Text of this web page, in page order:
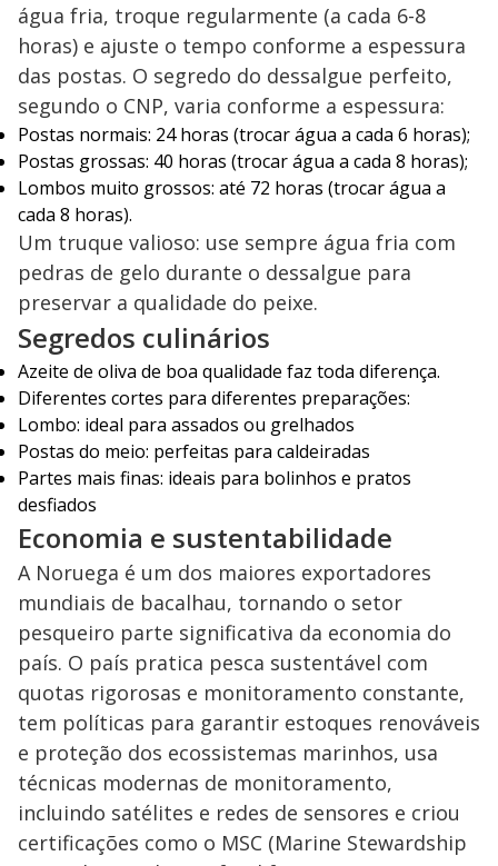
água fria, troque regularmente (a cada 6-8
horas) e ajuste o tempo conforme a espessura
das postas. O segredo do dessalgue perfeito,
segundo o CNP, varia conforme a espessura:
Postas normais: 24 horas (trocar água a cada 6 horas);
Postas grossas: 40 horas (trocar água a cada 8 horas);
Lombos muito grossos: até 72 horas (trocar água a
cada 8 horas).
Um truque valioso: use sempre água fria com
pedras de gelo durante o dessalgue para
preservar a qualidade do peixe.
Segredos culinários
Azeite de oliva de boa qualidade faz toda diferença.
Diferentes cortes para diferentes preparações:
Lombo: ideal para assados ou grelhados
Postas do meio: perfeitas para caldeiradas
Partes mais finas: ideais para bolinhos e pratos
desfiados
Economia e sustentabilidade
A Noruega é um dos maiores exportadores
mundiais de bacalhau, tornando o setor
pesqueiro parte significativa da economia do
país. O país pratica pesca sustentável com
quotas rigorosas e monitoramento constante,
tem políticas para garantir estoques renováveis
e proteção dos ecossistemas marinhos, usa
técnicas modernas de monitoramento,
incluindo satélites e redes de sensores e criou
certificações como o MSC (Marine Stewardship